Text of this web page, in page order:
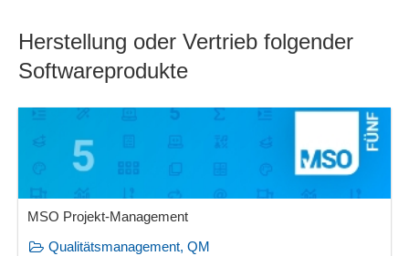
Herstellung oder Vertrieb folgender
Softwareprodukte
MSO Projekt-Management
Qualitätsmanagement, QM